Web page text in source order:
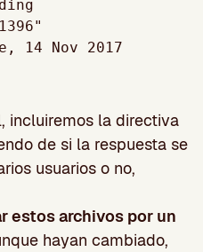
14 Nov 2017
incluiremos la directiva
de si la respuesta se
usuarios o no,
estos archivos por un
hayan cambiado,